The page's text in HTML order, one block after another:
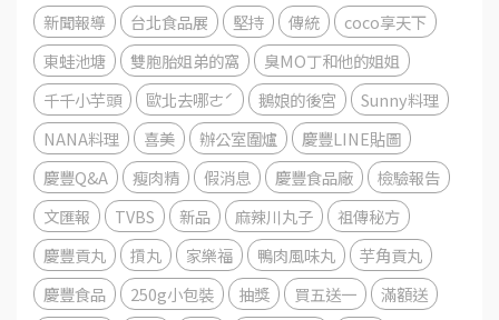
新聞報導
台北食品展 堅持 傳統
coco享天下
東蛙池塘
雙胞胎姐弟的窩
臭MO丁和他的姐姐
千千小芋頭
歐北去哪ㄜˊ 鵝娘的後宮
Sunny料理
NANA料理
喜美 辦公室圍爐
慶豐LINE貼圖
慶豐Q&A
瘦肉精 假消息 慶豐食品廠
檢驗報告
文匯報
TVBS 新品 麻辣川丸子
祖傳秘方
慶豐貢丸
摃丸 家樂福 鴨肉風味丸
芋角貢丸
慶豐食品
250g小包裝 抽獎 買五送一
滿額送